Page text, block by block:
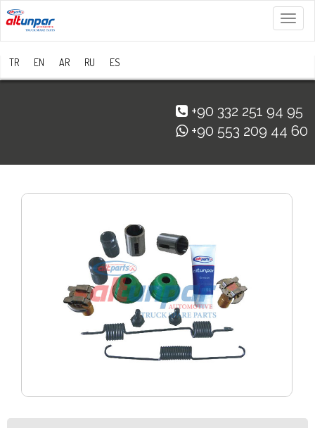
Menü
TR EN AR RU ES
+90 332 251 94 95
+90 553 209 44 60